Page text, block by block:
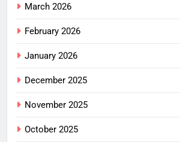
March 2026
February 2026
January 2026
December 2025
November 2025
October 2025